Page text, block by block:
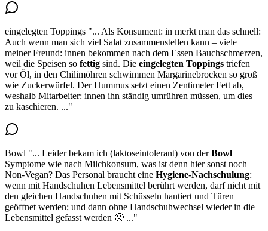
eingelegten Toppings "... Als Konsument: in merkt man das schnell:
Auch wenn man sich viel Salat zusammenstellen kann – viele
meiner Freund: innen bekommen nach dem Essen Bauchschmerzen,
weil die Speisen so fettig sind. Die eingelegten Toppings triefen
vor Öl, in den Chilimöhren schwimmen Margarinebrocken so groß
wie Zuckerwürfel. Der Hummus setzt einen Zentimeter Fett ab,
weshalb Mitarbeiter: innen ihn ständig umrühren müssen, um dies
zu kaschieren. ..."
Bowl "... Leiderbekam ich (laktoseintolerant) von derBowl
Symptome wie nach Milchkonsum, was ist denn hier sonst noch
Non-Vegan? Das Personal braucht eine Hygiene-Nachschulung:
wenn mit Handschuhen Lebensmittel berührt werden, darf nicht mit
den gleichen Handschuhen mit Schüsseln hantiert und Türen
geöffnet werden; und dann ohne Handschuhwechsel wieder in die
Lebensmittel gefasst werden 🤢 ..."